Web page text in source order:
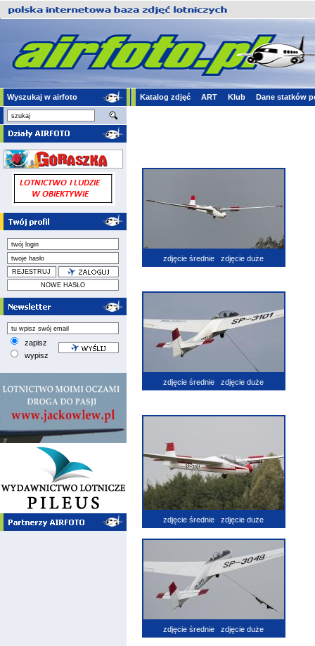
Wyszukaj w airfoto Katalog zdjęć ART Klub Dane statków
zapisz
wypisz
zdjęcie średnie zdjęcie duże
zdjęcie średnie zdjęcie duże
zdjęcie średnie zdjęcie duże
zdjęcie średnie zdjęcie duże